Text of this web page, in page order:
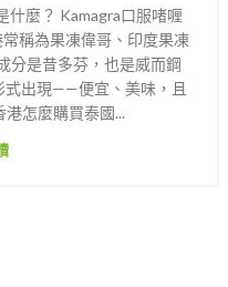
什麼？ Kamagra口服啫喱
稱為果凍偉哥、印度果凍
分是昔多芬，也是威而鋼
式出現——便宜、美味，且
港怎麼購買泰國...